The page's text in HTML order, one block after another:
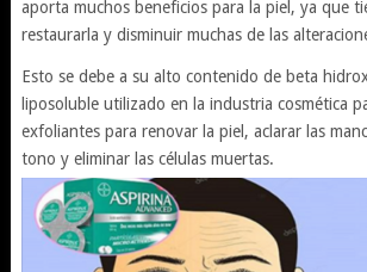
aporta muchos beneficios para la piel, ya que
restaurarla y disminuir muchas de las
Esto se debe a su alto contenido de beta
liposoluble utilizado en la industria cosmética
exfoliantes para renovar la piel, aclarar las
tono y eliminar las células muertas.